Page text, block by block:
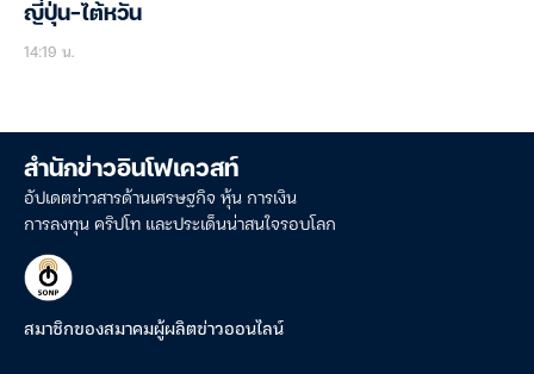
ญี่ปุ่น-ไต้หวัน
14:19 น.
สำนักข่าวอินโฟเควสท์
อัปเดตข่าวสารด้านเศรษฐกิจ หุ้น การเงิน
การลงทุน คริปโท และประเด็นน่าสนใจรอบโลก
สมาชิกของสมาคมผู้ผลิตข่าวออนไลน์